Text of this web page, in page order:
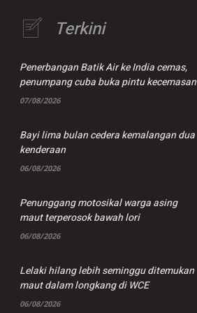
Terkini
Penerbangan Batik Air ke India cemas,
penumpang cuba buka pintu kecemasan
07/08/2026
Bayi lima bulan cedera kemalangan dua
kenderaan
06/08/2026
Penunggang motosikal warga asing
maut terperosok bawah lori
06/08/2026
Lelaki hilang lebih seminggu ditemukan
maut dalam longkang di WCE
06/08/2026